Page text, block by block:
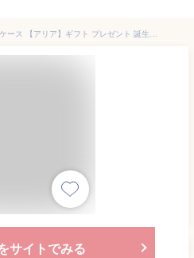
プリザーブドフラワー ガラスケース 【アリア】ギフト プレゼント 誕生日 花 結婚記念日 結婚祝い 祝電 電報 結婚式 お見舞い 両親 妻 花 退職祝い 還暦祝い 母 女性 送料無料 かわいい おしゃれ インスタ映え 母の日 プリザ プリザーブド 高級 ガラスピラミッド
サイトでみる